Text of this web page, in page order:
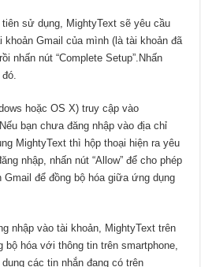
sử dụng, MightyText sẽ yêu cầu
Gmail của mình (là tài khoản đã
nhấn nút “Complete Setup”.Nhấn
hoặc OS X) truy cập vào
Nếu bạn chưa đăng nhập vào địa chỉ
MightyText thì hộp thoại hiện ra yêu
nhập, nhấn nút “Allow” để cho phép
để đồng bộ hóa giữa ứng dụng
nhập vào tài khoản, MightyText trên
hóa với thông tin trên smartphone,
các tin nhắn đang có trên